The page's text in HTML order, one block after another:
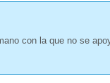
con la que no se